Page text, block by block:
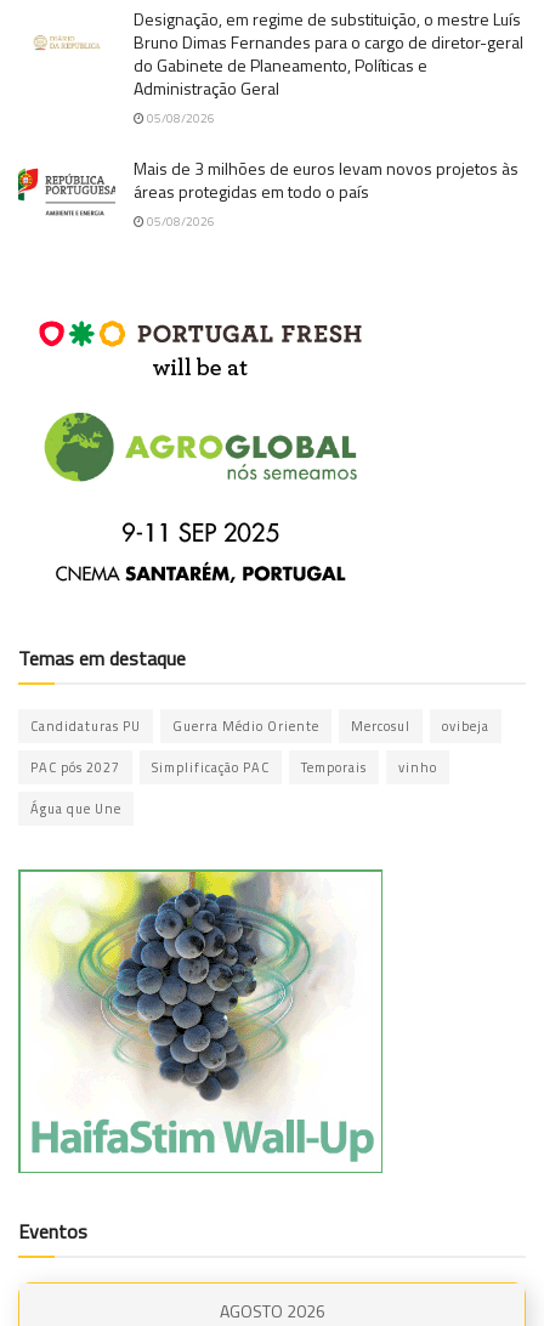
Designação, em regime de substituição, o mestre Luís
Bruno Dimas Fernandes para o cargo de diretor-geral
do Gabinete de Planeamento, Políticas e
Administração Geral
05/08/2026
Mais de 3 milhões de euros levam novos projetos às
áreas protegidas em todo o país
05/08/2026
Temas em destaque
Candidaturas PU Guerra Médio Oriente Mercosul ovibeja
PAC pós 2027 Simplificação PAC Temporais vinho
Água que Une
Eventos
AGOSTO 2026